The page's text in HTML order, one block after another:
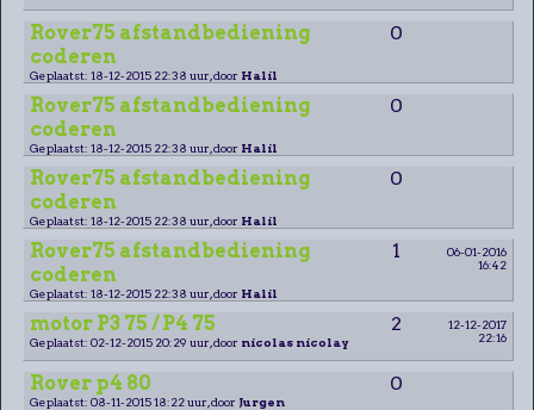
Rover75 afstandbediening
coderen
0
Geplaatst: 18-12-2015 22:38 uur, door Halil
Rover75 afstandbediening
coderen
0
Geplaatst: 18-12-2015 22:38 uur, door Halil
Rover75 afstandbediening
coderen
0
Geplaatst: 18-12-2015 22:38 uur, door Halil
Rover75 afstandbediening
coderen
1
06-01-2016
16:42
Geplaatst: 18-12-2015 22:38 uur, door Halil
motor P3 75 / P4 75 2
12-12-2017
22:16
Geplaatst: 02-12-2015 20:29 uur, door nicolas nicolay
Rover p4 80 0
Geplaatst: 08-11-2015 18:22 uur, door Jurgen